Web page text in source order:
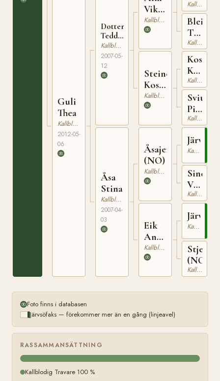
Guli
Thea
Kallblodig Travare
2012-05-
06
Dotterud
Teddy
(NO)Kallblodig Travare
2007-05-
12
Åsa
Stina
Kallblodig Travare
2007-04-
03
Viktor
(NO)
Kallblodig Travare
Steine
Koso
(NO)
Kallblodig Travare
Åsajerven
(NO)
Kallblodig Travare
Eik
Anna
(NO)
Kallblodig Travare
(NO)
Kallblodig Travare
Bleikli
Terna
(NO)
Kallblodig Travare
Kos
(NO)
Kallblodig Travare
Sviund
Pila
(NO)
Kallblodig Travare
Kallblodig Travare
Sindy
Vinter
(NO)
Kallblodig Travare
Kallblodig Travare
(NO)
Kallblodig Travare
Foto finns i databasen
Järvsöfaks — förekommer mer än en gång (linjeavel)
RASSAMMANSÄTTNING
Kallblodig Travare 100 %